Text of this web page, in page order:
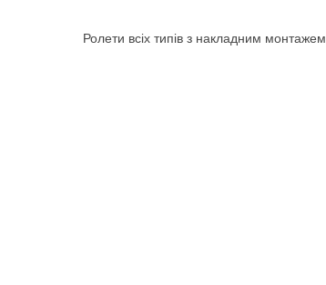
Ролети всіх типів з накладним монтажем